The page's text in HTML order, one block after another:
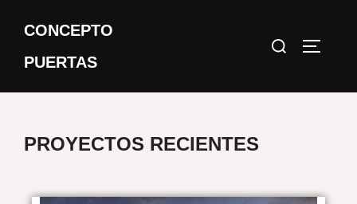
CONCEPTO
PUERTAS
PROYECTOS RECIENTES